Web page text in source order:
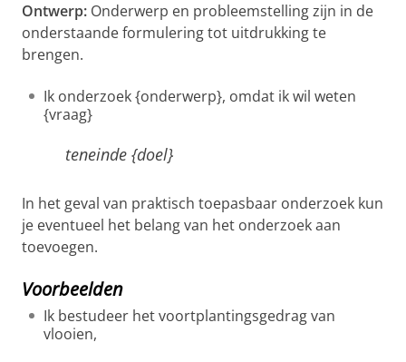
Ontwerp: Onderwerp en probleemstelling zijn in de
onderstaande formulering tot uitdrukking te
brengen.
Ik onderzoek {onderwerp}, omdat ik wil weten
{vraag}
teneinde {doel}
In het geval van praktisch toepasbaar onderzoek kun
je eventueel het belang van het onderzoek aan
toevoegen.
Voorbeelden
Ik bestudeer het voortplantingsgedrag van
vlooien,